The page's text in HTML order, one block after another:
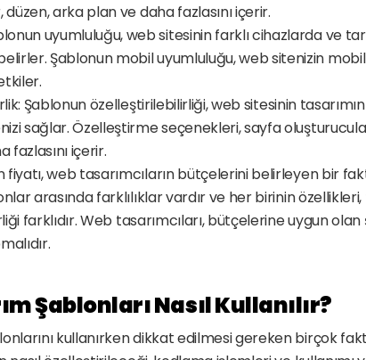
arka plan ve daha fazlasını içerir.
uyumluluğu, web sitesinin farklı cihazlarda ve
Şablonun mobil uyumluluğu, web sitenizin
Şablonun özelleştirilebilirliği, web sitesinin
sağlar. Özelleştirme seçenekleri, sayfa
fazlasını içerir.
fiyatı, web tasarımcıların bütçelerini belirleyen bir
arasında farklılıklar vardır ve her birinin özellikleri,
farklıdır. Web tasarımcıları, bütçelerine uygun
Şablonları Nasıl Kullanılır?
kullanırken dikkat edilmesi gereken birçok